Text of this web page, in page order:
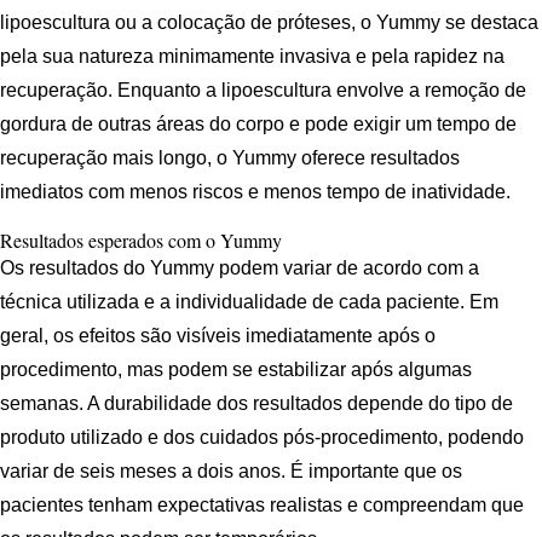
lipoescultura ou a colocação de próteses, o Yummy se destaca
pela sua natureza minimamente invasiva e pela rapidez na
recuperação. Enquanto a lipoescultura envolve a remoção de
gordura de outras áreas do corpo e pode exigir um tempo de
recuperação mais longo, o Yummy oferece resultados
imediatos com menos riscos e menos tempo de inatividade.
Resultados esperados com o Yummy
Os resultados do Yummy podem variar de acordo com a
técnica utilizada e a individualidade de cada paciente. Em
geral, os efeitos são visíveis imediatamente após o
procedimento, mas podem se estabilizar após algumas
semanas. A durabilidade dos resultados depende do tipo de
produto utilizado e dos cuidados pós-procedimento, podendo
variar de seis meses a dois anos. É importante que os
pacientes tenham expectativas realistas e compreendam que